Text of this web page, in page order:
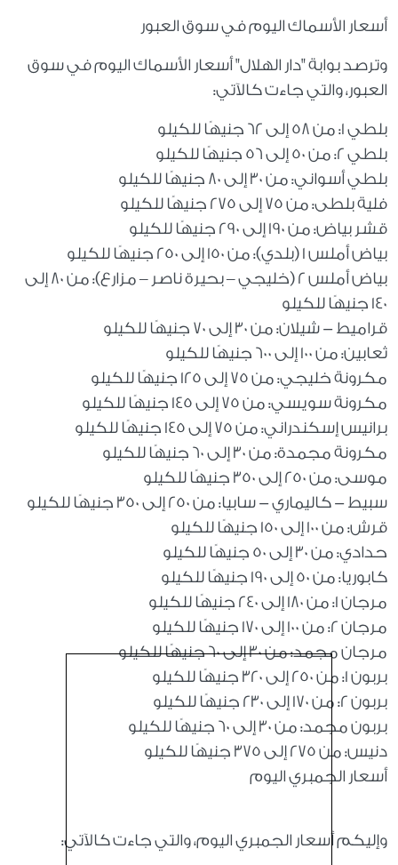
أسعار الأسماك اليوم في سوق العبور
وترصد بوابة "دار الهلال" أسعار الأسماك اليوم في سوق
العبور، والتي جاءت كالآتي:
بلطي 1: من 58 إلى 62 جنيهًا للكيلو
بلطي 2: من 50 إلى 56 جنيهًا للكيلو
بلطي أسواني: من 30 إلى 80 جنيهًا للكيلو
فلية بلطى: من 75 إلى 275 جنيهًا للكيلو
قشر بياض: من 190 إلى 290 جنيهًا للكيلو
بياض أملس 1 (بلدي): من 150 إلى 250 جنيهًا للكيلو
بياض أملس 2 (خليجي – بحيرة ناصر – مزارع): من 80 إلى
140 جنيهًا للكيلو
قراميط - شيلان: من 30 إلى 70 جنيهًا للكيلو
ثعابين: من 100 إلى 600 جنيهًا للكيلو
مكرونة خليجي: من 75 إلى 125 جنيهًا للكيلو
مكرونة سويسي: من 75 إلى 145 جنيهًا للكيلو
برانيس إسكندراني: من 75 إلى 145 جنيهًا للكيلو
مكرونة مجمدة: من 30 إلى 60 جنيهًا للكيلو
موسى: من 250 إلى 350 جنيهًا للكيلو
سبيط - كاليماري - سابيا: من 250 إلى 350 جنيهًا للكيلو
قرش: من 100 إلى 150 جنيهًا للكيلو
حدادي: من 30 إلى 50 جنيهًا للكيلو
كابوريا: من 50 إلى 190 جنيهًا للكيلو
مرجان 1: من 180 إلى 240 جنيهًا للكيلو
مرجان 2: من 100 إلى 170 جنيهًا للكيلو
مرجان مجمد: من 30 إلى 60 جنيهًا للكيلو
بربون 1: من 250 إلى 320 جنيهًا للكيلو
بربون 2: من 170 إلى 230 جنيهًا للكيلو
بربون مجمد: من 30 إلى 60 جنيهًا للكيلو
دنيس: من 275 إلى 375 جنيهًا للكيلو
أسعار الجمبري اليوم
وإليكم أسعار الجمبري اليوم، والتي جاءت كالآتي: